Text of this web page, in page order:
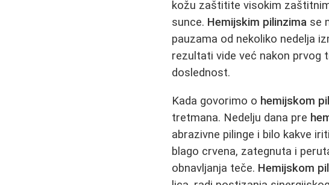
kožu zaštitite visokim
sunce. Hemijskim pilinzima se
pauzama od nekoliko nedelja
rezultati vide već nakon prvog
doslednost.
Kada govorimo o hemijskom
tretmana. Nedelju dana pre
abrazivne pilinge i bilo kakve
blago crvena, zategnuta i
obnavljanja teče. Hemijskom